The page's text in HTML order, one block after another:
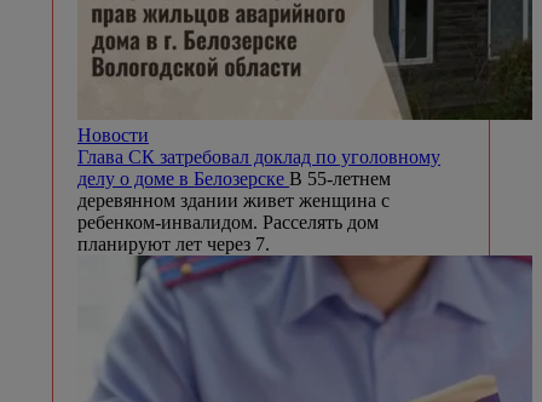
Новости
Глава СК затребовал доклад по уголовному
делу о доме в Белозерске В 55-летнем
деревянном здании живет женщина с
ребенком-инвалидом. Расселять дом
планируют лет через 7.